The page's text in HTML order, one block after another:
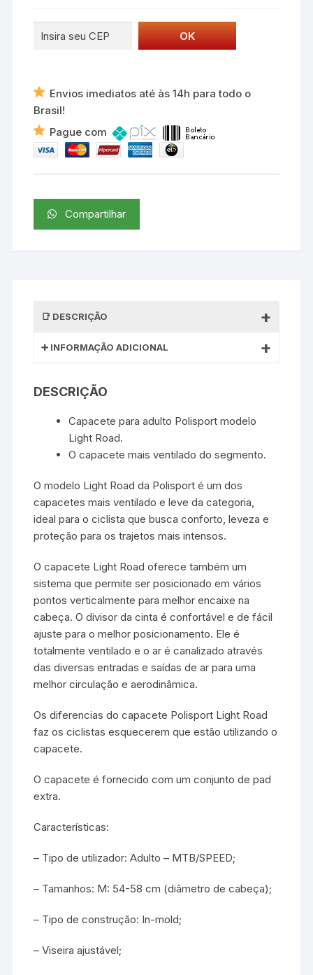
Envios imediatos até às 14h para todo o
Brasil!
Pague com
Compartilhar
DESCRIÇÃO
INFORMAÇÃO ADICIONAL
DESCRIÇÃO
Capacete para adulto Polisport modelo
Light Road.
O capacete mais ventilado do segmento.
O modelo Light Road da Polisport é um dos
capacetes mais ventilado e leve da categoria,
ideal para o ciclista que busca conforto, leveza e
proteção para os trajetos mais intensos.
O capacete Light Road oferece também um
sistema que permite ser posicionado em vários
pontos verticalmente para melhor encaixe na
cabeça. O divisor da cinta é confortável e de fácil
ajuste para o melhor posicionamento. Ele é
totalmente ventilado e o ar é canalizado através
das diversas entradas e saídas de ar para uma
melhor circulação e aerodinâmica.
Os diferencias do capacete Polisport Light Road
faz os ciclistas esquecerem que estão utilizando o
capacete.
O capacete é fornecido com um conjunto de pad
extra.
Características:
– Tipo de utilizador: Adulto – MTB/SPEED;
– Tamanhos: M: 54-58 cm (diâmetro de cabeça);
– Tipo de construção: In-mold;
– Viseira ajustável;